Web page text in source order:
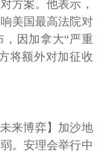
方案。他表示，
美国最高法院对
因加拿大“严重
将额外对加征收
来博弈】 加沙地
。安理会举行中